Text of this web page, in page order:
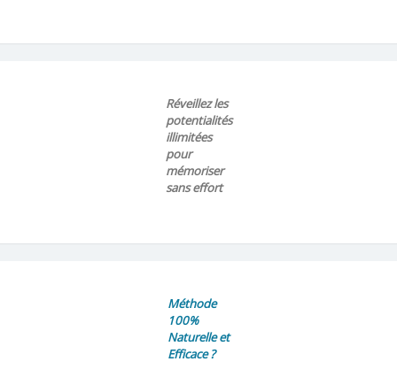
Réveillez les
potentialités
illimitées
pour
mémoriser
sans effort
Méthode
100%
Naturelle et
Efficace ?